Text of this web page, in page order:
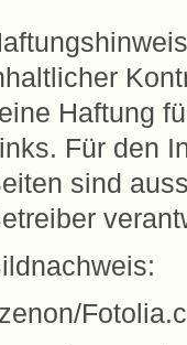
Haftung
Für den
sind